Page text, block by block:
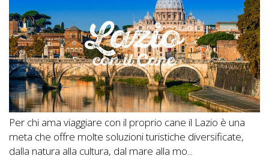
Per chi ama viaggiare con il proprio cane il Lazio è una
meta che offre molte soluzioni turistiche diversificate,
dalla natura alla cultura, dal mare alla mo...